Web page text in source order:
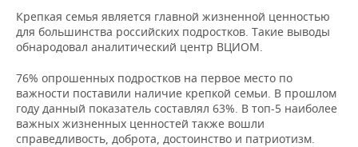
ONLINE-КОНФЕРЕНЦИИ
ОТКРЫТАЯ ЛЕКЦИЯ
ХОККЕЙ
БАСКЕТБОЛ
ВОЛЕЙБОЛ
КИБЕРСПОРТ
ВЛАСТЬ
ИНФРАСТРУКТУРА
ИСТОРИЯ
КУЛЬТУРА
СЮЖЕТЫ
СПРАВОЧНИК
СПИСОК ПЕРСОН
СПИСОК КОМПАНИЙ
ПОЛНАЯ ВЕРСИЯ
Крепкая семья является главной жизненной ценностью
для большинства российских подростков. Такие выводы
обнародовал аналитический центр ВЦИОМ.
76% опрошенных подростков на первое место по
важности поставили наличие крепкой семьи. В прошлом
году данный показатель составлял 63%. В топ-5 наиболее
важных жизненных ценностей также вошли
справедливость, доброта, достоинство и патриотизм.